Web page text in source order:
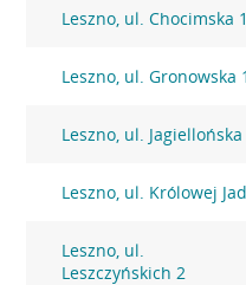
Leszno, ul. Chocimska
Leszno, ul. Gronowska
Leszno, ul.
Leszno, ul. Królowej
Leszno, ul.
Leszczyńskich 2